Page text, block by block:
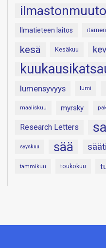
Ilmatieteen laitos itämeri
kesä Kesäkuu
lumensyvyys lumi
maaliskuu myrsky
Research Letters
syyskuu sää
tammikuu toukokuu